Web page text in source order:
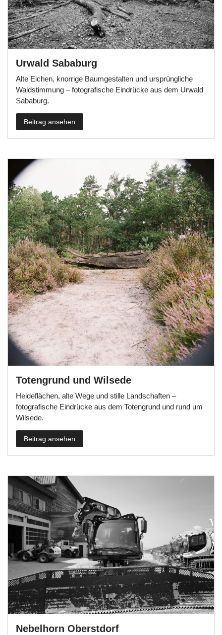
Urwald Sababurg
Alte Eichen, knorrige Baumgestalten und ursprüngliche
Waldstimmung – fotografische Eindrücke aus dem Urwald
Sababurg.
Beitrag ansehen
Totengrund und Wilsede
Heideflächen, alte Wege und stille Landschaften –
fotografische Eindrücke aus dem Totengrund und rund um
Wilsede.
Beitrag ansehen
Nebelhorn Oberstdorf